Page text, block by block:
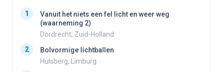
1
Vanuit het niets een fel licht en weer weg
(waarneming 2)
Dordrecht, Zuid-Holland
2
Bolvormige lichtballen
Hulsberg, Limburg